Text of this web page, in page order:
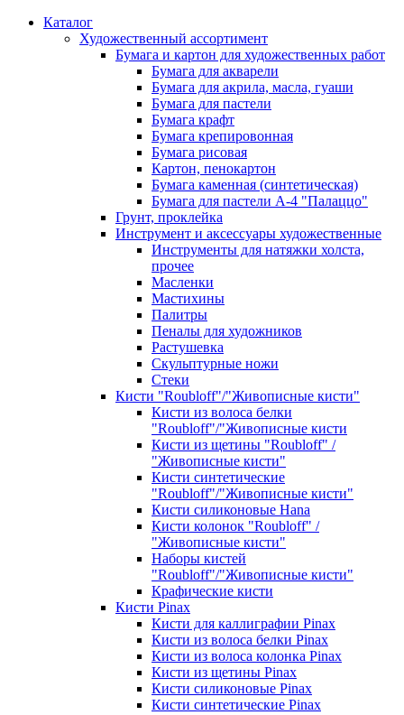
Каталог
Художественный ассортимент
Бумага и картон для художественных работ
Бумага для акварели
Бумага для акрила, масла, гуаши
Бумага для пастели
Бумага крафт
Бумага крепировонная
Бумага рисовая
Картон, пенокартон
Бумага каменная (синтетическая)
Бумага для пастели А-4 "Палаццо"
Грунт, проклейка
Инструмент и аксессуары художественные
Инструменты для натяжки холста,
прочее
Масленки
Мастихины
Палитры
Пеналы для художников
Растушевка
Скульптурные ножи
Стеки
Кисти "Roubloff"/"Живописные кисти"
Кисти из волоса белки
"Roubloff"/"Живописные кисти
Кисти из щетины "Roubloff" /
"Живописные кисти"
Кисти синтетические
"Roubloff"/"Живописные кисти"
Кисти силиконовые Hana
Кисти колонок "Roubloff" /
"Живописные кисти"
Наборы кистей
"Roubloff"/"Живописные кисти"
Крафические кисти
Кисти Pinax
Кисти для каллиграфии Pinax
Кисти из волоса белки Pinax
Кисти из волоса колонка Pinax
Кисти из щетины Pinax
Кисти силиконовые Pinax
Кисти синтетические Pinax